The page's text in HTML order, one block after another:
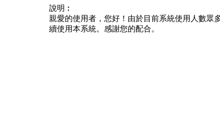
說明︰
親愛的使用者，您好！由於目前系統使用人數眾
續使用本系統。感謝您的配合。